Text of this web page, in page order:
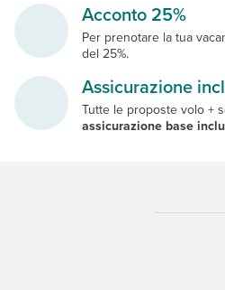
Acconto 25%
Per prenotare la tua
del 25%.
Assicurazione
Tutte le proposte volo +
assicurazione base